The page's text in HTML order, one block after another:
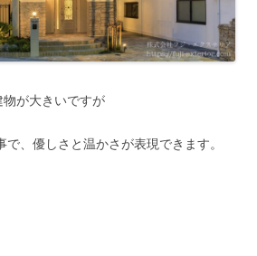
が大きいですが
で、優しさと温かさが表現できます。